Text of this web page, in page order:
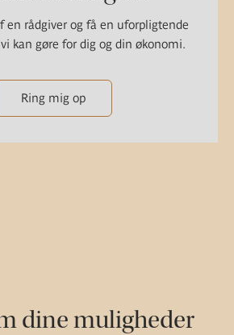
en rådgiver og få en uforpligtende
kan gøre for dig og din økonomi.
Ring mig op
dine muligheder